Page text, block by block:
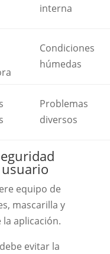
interna
Condiciones
húmedas
Problemas
diversos
equipo de
mascarilla y
aplicación.
evitar la